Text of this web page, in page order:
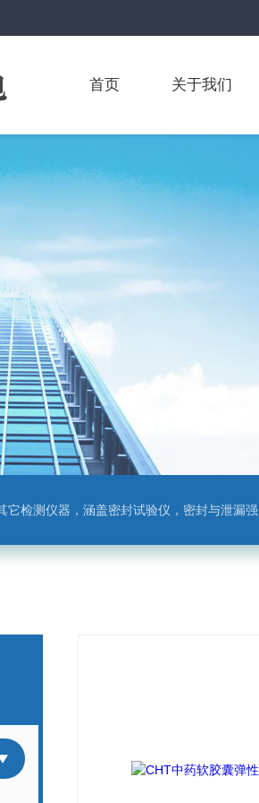
首页 关于我们
密封试验仪，密封与泄漏强度测试仪，拉力机，抗压机，热封试验仪，摩擦系数仪，